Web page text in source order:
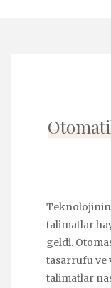
talimatlar
geldi.
tasarrufu ve
talimatlar